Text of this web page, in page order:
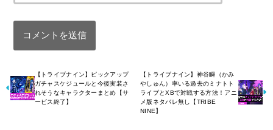
【トライブナイン】ピックアップ
ガチャスケジュールと今後実装さ
れそうなキャラクターまとめ【サ
ービス終了】
【トライブナイン】神谷瞬（かみ
やしゅん）率いる過去のミナトト
ライブとXBで対戦する方法！アニ
メ版ネタバレ無し【TRIBE
NINE】